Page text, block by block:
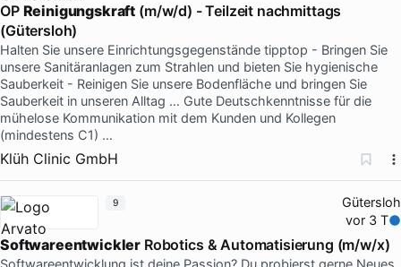
OP Reinigungskraft (m/w/d) - Teilzeit nachmittags
(Gütersloh)
Halten Sie unsere Einrichtungsgegenstände tipptop - Bringen Sie
unsere Sanitäranlagen zum Strahlen und bieten Sie hygienische
Sauberkeit - Reinigen Sie unsere Bodenfläche und bringen Sie
Sauberkeit in unseren Alltag … Gute Deutschkenntnisse für die
mühelose Kommunikation mit dem Kunden und Kollegen
(mindestens C1) …
Klüh Clinic GmbH
Gütersloh
vor 3 T
Softwareentwickler Robotics & Automatisierung (m/w/x)
9